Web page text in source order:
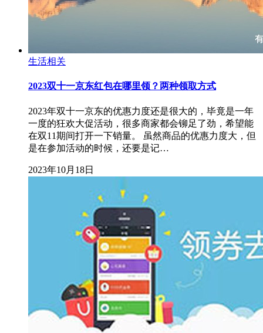
生活相关
2023双十一京东红包在哪里领？两种领取方式
2023年双十一京东的优惠力度还是很大的，毕竟是一年
一度的狂欢大促活动，很多商家都会铆足了劲，希望能
在双11期间打开一下销量。 虽然商品的优惠力度大，但
是在参加活动的时候，还要是记…
2023年10月18日